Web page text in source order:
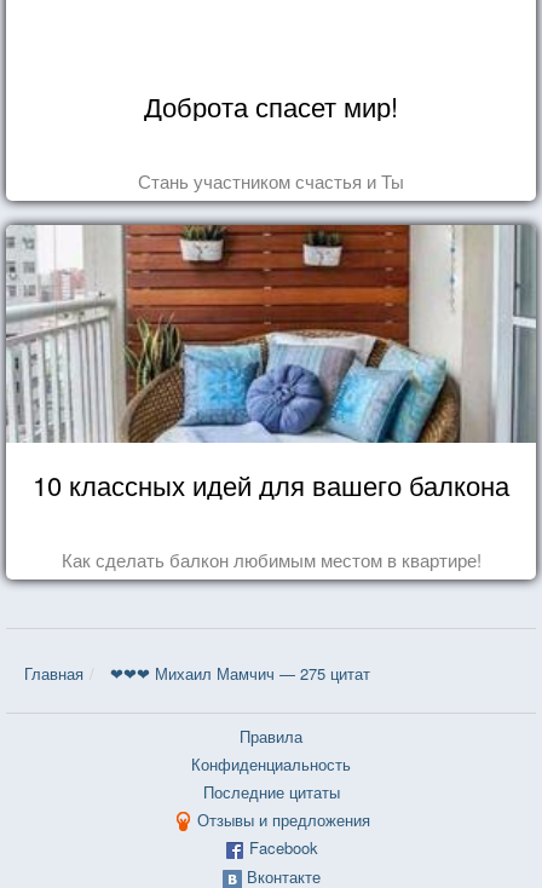
Доброта спасет мир!
Стань участником счастья и Ты
10 классных идей для вашего балкона
Как сделать балкон любимым местом в квартире!
Главная ❤❤❤ Михаил Мамчич — 275 цитат
Правила
Конфиденциальность
Последние цитаты
Отзывы и предложения
Facebook
Вконтакте